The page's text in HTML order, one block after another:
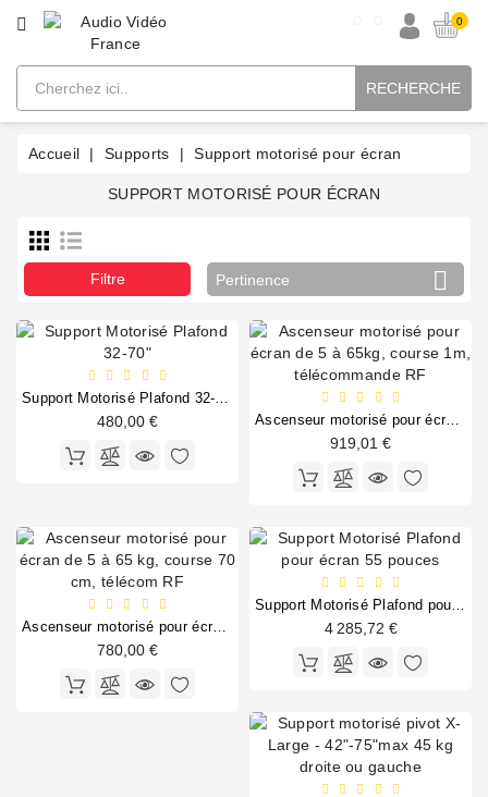
CATÉGORIE
Alimentation
Supports
Supports
enceinte
Meuble
motorisation
audio
Télécommandes
Écrans
projection
0
RECHERCHE
Accueil Supports Support motorisé pour écran
SUPPORT MOTORISÉ POUR ÉCRAN
Filtre Pertinence 
Support Motorisé Plafond 32-70"
480,00 € Ascenseur motorisé pour écran de 5 à 65kg, course 1m, télécommande RF
919,01 €
Ascenseur motorisé pour écran de 5 à 65 kg, course 70 cm, télécom RF
780,00 €
Support Motorisé Plafond pour écran 55 pouces
4 285,72 €